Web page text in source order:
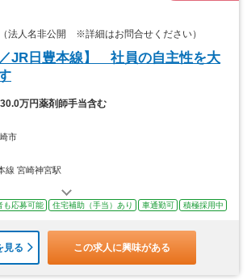
法人名非公開 ※詳細はお問合せください）
／JR日豊本線】 社員の自主性を大
30.0万円薬剤師手当含む
市
線 宮崎神宮駅
も応募可能 住宅補助（手当）あり 車通勤可 積極採用中
見る この求人に興味がある